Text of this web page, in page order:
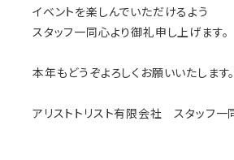
イベントを楽しんでいただけるよう
スタッフ一同心より御礼申し上げます。
本年もどうぞよろしくお願いいたします。
アリストトリスト有限会社 スタッフ一